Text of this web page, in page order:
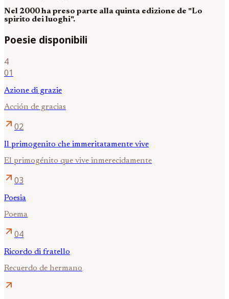
Nel 2000 ha preso parte alla quinta edizione de "Lo
spirito dei luoghi".
Poesie disponibili
4
01
Azione di grazie
Acción de gracias
arrow_outward 02
Il primogenito che immeritatamente vive
El primogénito que vive inmerecidamente
arrow_outward 03
Poesia
Poema
arrow_outward 04
Ricordo di fratello
Recuerdo de hermano
arrow_outward